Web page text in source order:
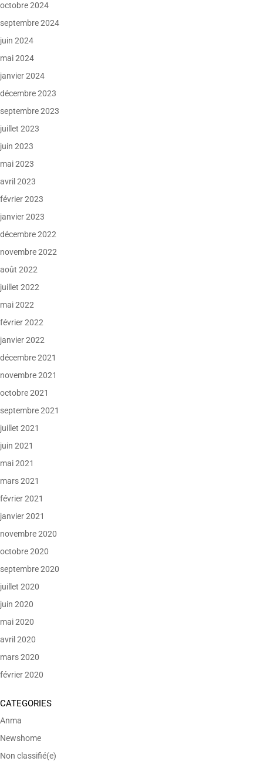
octobre 2024
septembre 2024
juin 2024
mai 2024
janvier 2024
décembre 2023
septembre 2023
juillet 2023
juin 2023
mai 2023
avril 2023
février 2023
janvier 2023
décembre 2022
novembre 2022
août 2022
juillet 2022
mai 2022
février 2022
janvier 2022
décembre 2021
novembre 2021
octobre 2021
septembre 2021
juillet 2021
juin 2021
mai 2021
mars 2021
février 2021
janvier 2021
novembre 2020
octobre 2020
septembre 2020
juillet 2020
juin 2020
mai 2020
avril 2020
mars 2020
février 2020
CATEGORIES
Anma
Newshome
Non classifié(e)